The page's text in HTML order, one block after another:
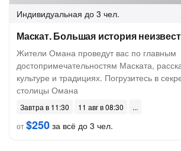
Индивидуальная до 3 чел.
Маскат. Большая история
Жители Омана проведут вас по главным
достопримечательностям Маската,
культуре и традициях. Погрузитесь в
столицы Омана
Завтра в 11:30
11 авг в 08:30
от$250 за всё до 3 чел.